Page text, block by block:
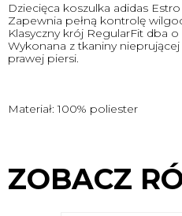
Dziecięca koszulka adidas
Zapewnia pełną kontrolę
Klasyczny krój RegularFit dba
Wykonana z tkaniny
prawej piersi.
Materiał: 100% poliester
ZOBACZ